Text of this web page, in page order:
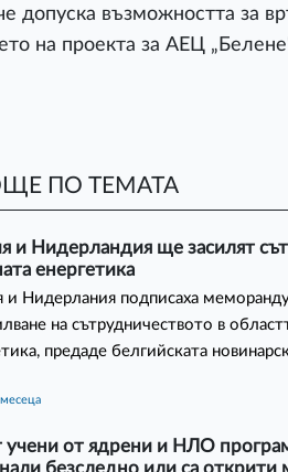
допуска възможността за
на проекта за АЕЦ
ПО ТЕМАТА
и Нидерландия ще засилят
енергетика
и Нидерлания подписаха
на сътрудничеството в
предаде белгийската
месеца
учени от ядрени и НЛО